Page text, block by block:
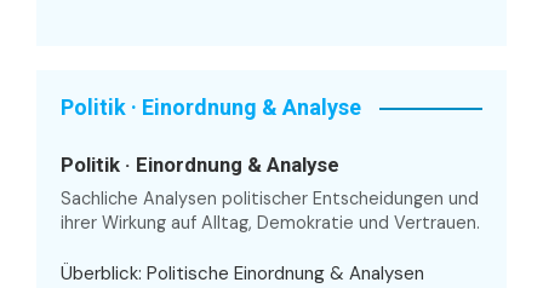
Politik · Einordnung & Analyse
Politik · Einordnung & Analyse
Sachliche Analysen politischer Entscheidungen und
ihrer Wirkung auf Alltag, Demokratie und Vertrauen.
Überblick: Politische Einordnung & Analysen